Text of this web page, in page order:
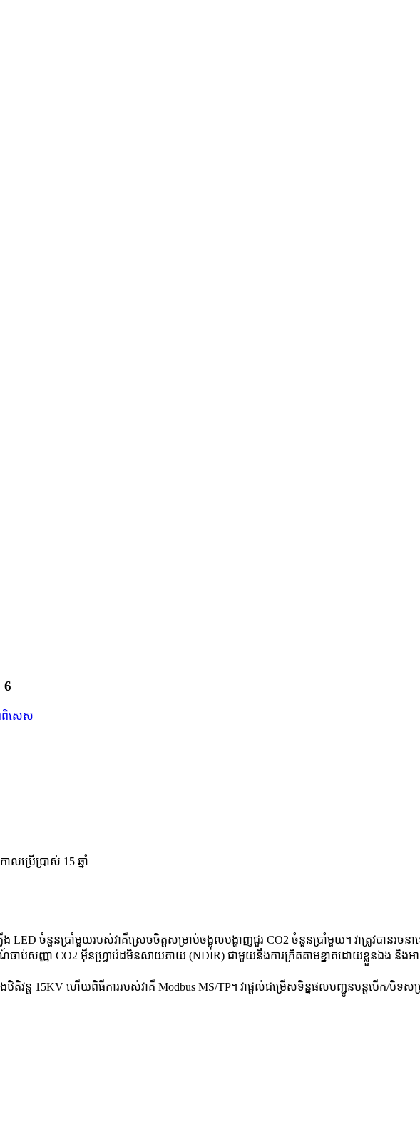
6
ប្រើប្រាស់ 15 ឆ្នាំ
ចំនួនប្រាំមួយរបស់វាគឺស្រេចចិត្តសម្រាប់ចង្អុលបង្ហាញជួរ CO2 ចំនួនប្រាំមួយ។ វាត្រូវបានរចនា
ប់សញ្ញា CO2 អ៊ីនហ្វ្រារ៉េដមិនសាយភាយ (NDIR) ជាមួយនឹងការក្រិតតាមខ្នាតដោយខ្លួនឯង និងអា
ន្ត 15KV ហើយពិធីការរបស់វាគឺ Modbus MS/TP។ វាផ្តល់ជម្រើសទិន្នផលបញ្ជូនបន្តបើក/បិទសម្រ